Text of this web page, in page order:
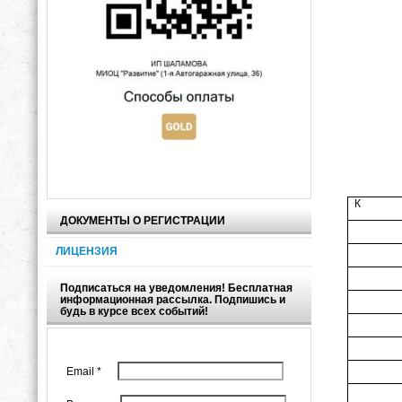
ДОКУМЕНТЫ О РЕГИСТРАЦИИ
ЛИЦЕНЗИЯ
Подписаться на уведомления! Бесплатная
информационная рассылка. Подпишись и
будь в курсе всех событий!
Email *
К